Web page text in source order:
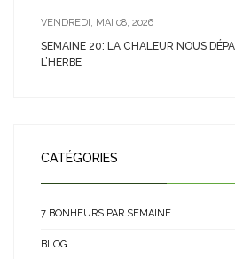
VENDREDI, MAI 08, 2026
SEMAINE 20: LA CHALEUR NOUS
L’HERBE
CATÉGORIES
7 BONHEURS PAR SEMAINE…
BLOG